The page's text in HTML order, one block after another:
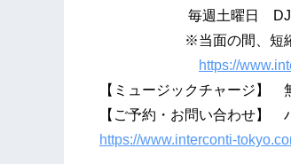
毎週土曜日 DJ（演
※当面の間、短縮営業と
https://
【ミュージックチャージ】
【ご予約・お問い合わせ】
https://www.interconti-